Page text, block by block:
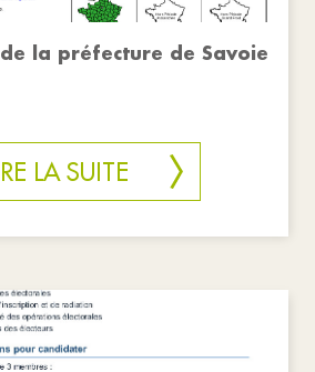
la préfecture de Savoie
LA SUITE